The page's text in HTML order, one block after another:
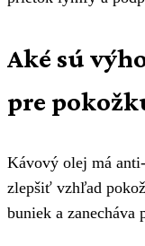
Aké sú
pre
Kávový olej má
zlepšiť vzhľad
buniek a zanecháva